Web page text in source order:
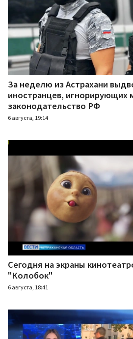
За неделю из Астрахани
иностранцев, игнорирующих
законодательство РФ
6 августа, 19:14
Сегодня на экраны
"Колобок"
6 августа, 18:41